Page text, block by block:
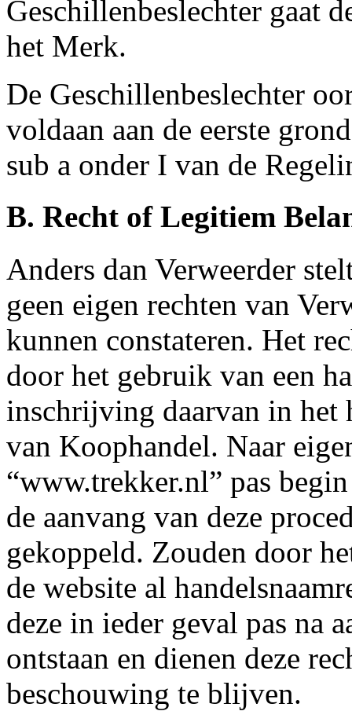
Geschillenbeslechter gaat
het Merk.
De Geschillenbeslechter
voldaan aan de eerste
sub a onder I van de
B. Recht of Legitiem
Anders dan Verweerder
geen eigen rechten van
kunnen constateren. Het
door het gebruik van een
inschrijving daarvan in het
van Koophandel. Naar
“www.trekker.nl” pas
de aanvang van deze
gekoppeld. Zouden door
de website al
deze in ieder geval pas na
ontstaan en dienen deze
beschouwing te blijven.